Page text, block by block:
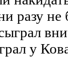
разу
у